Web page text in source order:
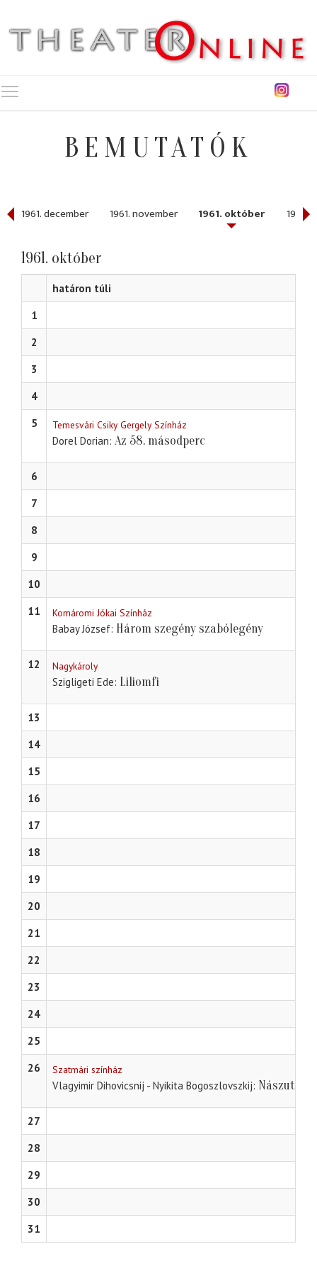
BEMUTATÓK
1961. december 1961. november 1961. október 1961.
1961. október
határon túli
1
2
3
4
5
Temesvári Csiky Gergely Színház
Dorel Dorian Az 58. másodperc
6
7
8
9
10
11
Komáromi Jókai Színház
Babay József Három szegény szabólegény
12 Nagykároly
Szigligeti Ede Liliomfi
13
14
15
16
17
18
19
20
21
22
23
24
25
26
Szatmári színház
Vlagyimir Dihovicsnij - Nyikita Bogoszlovszkij
27
28
29
30
31